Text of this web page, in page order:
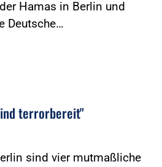
Hamas in Berlin und
Deutsche…
terrorbereit"
sind vier mutmaßliche